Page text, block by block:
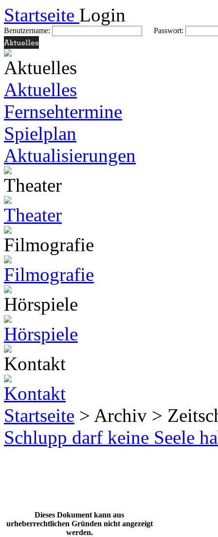
Startseite Login
Benutzername: Passwort:
Aktuelles
Fernsehtermine
Spielplan
Aktualisierungen
Startseite > Archiv >
Schlupp darf keine Seele
Dieses Dokument kann aus
urheberrechtlichen Gründen nicht angezeigt
werden.